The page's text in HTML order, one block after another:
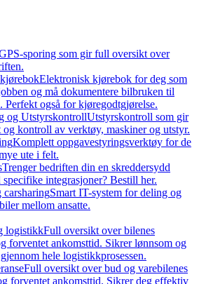
sporing som gir full oversikt over
Elektronisk kjørebok for deg som
og må dokumentere bilbruken til
Perfekt også for kjøregodtgjørelse.
og UtstyrskontrollUtstyrskontroll som gir
og kontroll av verktøy, maskiner og utstyr.
Komplett oppgavestyringsverktøy for de
ute i felt.
Trenger bedriften din en skreddersydd
integrasjoner? Bestill her.
Smart IT-system for deling og
mellom ansatte.
logistikkFull oversikt over bilenes
forventet ankomsttid. Sikrer lønnsom og
hele logistikkprosessen.
Full oversikt over bud og varebilenes
forventet ankomsttid. Sikrer deg effektiv